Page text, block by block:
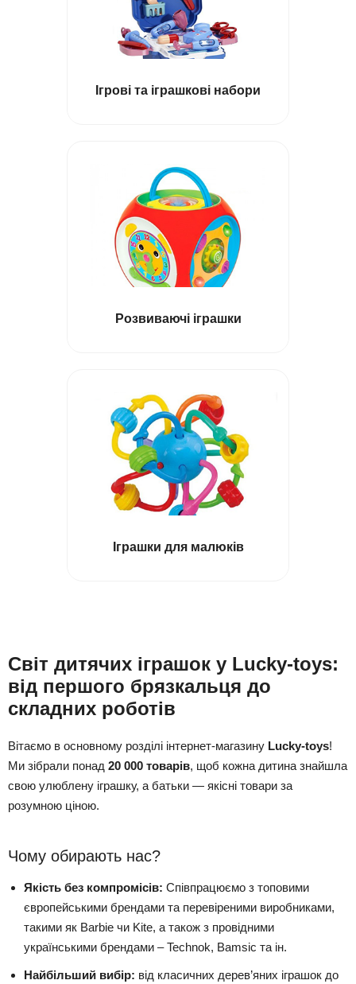
Ігрові та іграшкові набори
Розвиваючі іграшки
Іграшки для малюків
Кермо дитяче
Світ дитячих іграшок у Lucky-toys:
від першого брязкальця до
складних роботів
Вітаємо в основному розділі інтернет-магазину Lucky-toys!
Ми зібрали понад 20 000 товарів, щоб кожна дитина знайшла
свою улюблену іграшку, а батьки — якісні товари за
розумною ціною.
Чому обирають нас?
Якість без компромісів: Співпрацюємо з топовими
європейськими брендами та перевіреними виробниками,
такими як Barbie чи Kite, а також з провідними
українськими брендами – Technok, Bamsic та ін.
Найбільший вибір: від класичних дерев’яних іграшок до